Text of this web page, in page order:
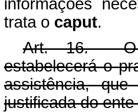
informações
trata o caput.
Art. 16. O
estabelecerá o
assistência,
justificada do